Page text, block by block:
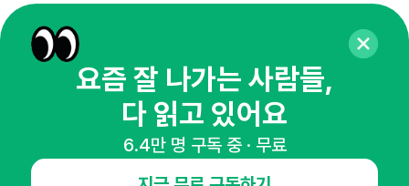
이용약관개인정보처리방침
threadkakaotalk
© NHN AD. All rights reserved.
요즘 잘 나가는 사람들,
다 읽고 있어요
6.4만 명 구독 중 · 무료